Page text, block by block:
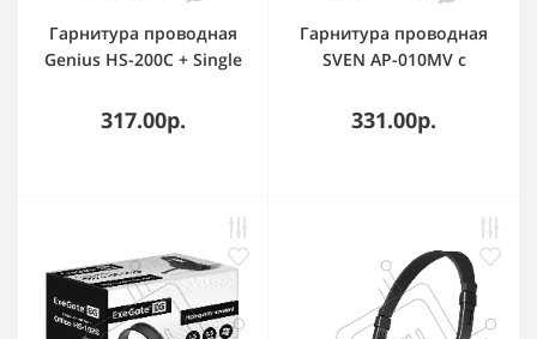
Гарнитура проводная
Genius HS-200C + Single
317.00р.
Гарнитура проводная
SVEN AP-010MV с
331.00р.